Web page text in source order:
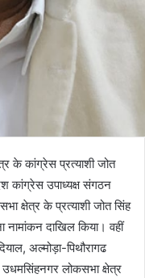
के कांग्रेस प्रत्याशी जोत
कांग्रेस उपाध्यक्ष संगठन
क्षेत्र के प्रत्याशी जोत सिंह
नामांकन दाखिल किया। वहीं
अल्मोड़ा-पिथौरागढ
उधमसिंहनगर लोकसभा क्षेत्र